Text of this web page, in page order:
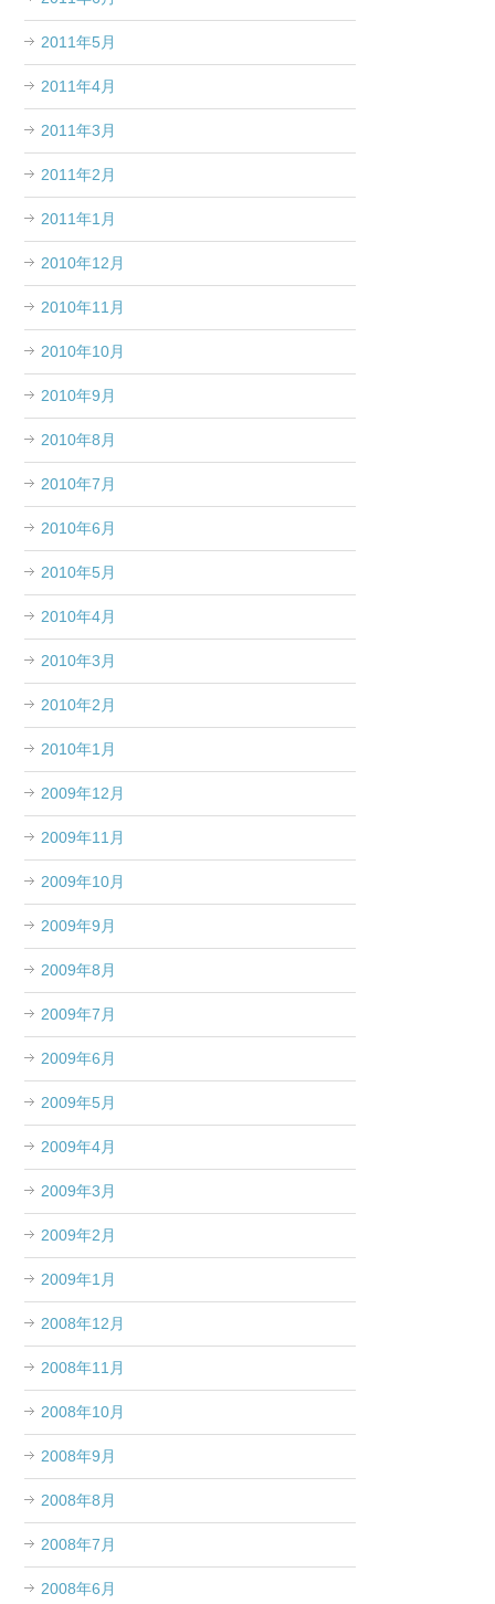
2011年5月
2011年4月
2011年3月
2011年2月
2011年1月
2010年12月
2010年11月
2010年10月
2010年9月
2010年8月
2010年7月
2010年6月
2010年5月
2010年4月
2010年3月
2010年2月
2010年1月
2009年12月
2009年11月
2009年10月
2009年9月
2009年8月
2009年7月
2009年6月
2009年5月
2009年4月
2009年3月
2009年2月
2009年1月
2008年12月
2008年11月
2008年10月
2008年9月
2008年8月
2008年7月
2008年6月